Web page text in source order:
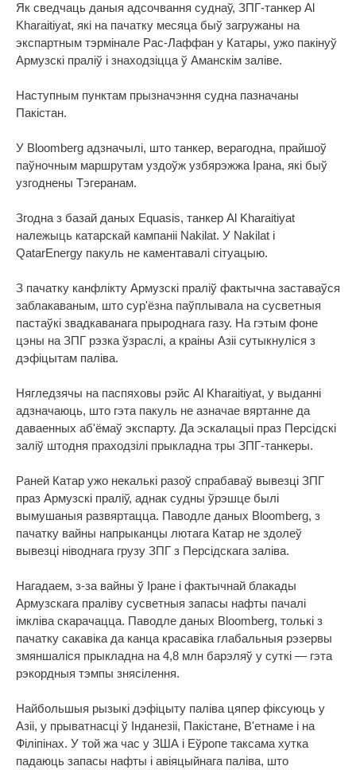
Як сведчаць даныя адсочвання суднаў, ЗПГ-танкер Al
Kharaitiyat, які на пачатку месяца быў загружаны на
экспартным тэрмінале Рас-Лаффан у Катары, ужо пакінуў
Армузскі праліў і знаходзіцца ў Аманскім заліве.
Наступным пунктам прызначэння судна пазначаны
Пакістан.
У Bloomberg адзначылі, што танкер, верагодна, прайшоў
паўночным маршрутам уздоўж узбярэжжа Ірана, які быў
узгоднены Тэгеранам.
Згодна з базай даных Equasis, танкер Al Kharaitiyat
належыць катарскай кампаніі Nakilat. У Nakilat і
QatarEnergy пакуль не каментавалі сітуацыю.
З пачатку канфлікту Армузскі праліў фактычна заставаўся
заблакаваным, што сур'ёзна паўплывала на сусветныя
пастаўкі звадкаванага прыроднага газу. На гэтым фоне
цэны на ЗПГ рэзка ўзраслі, а краіны Азіі сутыкнуліся з
дэфіцытам паліва.
Нягледзячы на паспяховы рэйс Al Kharaitiyat, у выданні
адзначаюць, што гэта пакуль не азначае вяртанне да
даваенных аб'ёмаў экспарту. Да эскалацыі праз Персідскі
заліў штодня праходзілі прыкладна тры ЗПГ-танкеры.
Раней Катар ужо некалькі разоў спрабаваў вывезці ЗПГ
праз Армузскі праліў, аднак судны ўрэшце былі
вымушаныя развяртацца. Паводле даных Bloomberg, з
пачатку вайны напрыканцы лютага Катар не здолеў
вывезці ніводнага грузу ЗПГ з Персідскага заліва.
Нагадаем, з-за вайны ў Іране і фактычнай блакады
Армузскага праліву сусветныя запасы нафты пачалі
імкліва скарачацца. Паводле даных Bloomberg, толькі з
пачатку сакавіка да канца красавіка глабальныя рэзервы
змяншаліся прыкладна на 4,8 млн барэляў у суткі — гэта
рэкордныя тэмпы знясілення.
Найбольшыя рызыкі дэфіцыту паліва цяпер фіксуюць у
Азіі, у прыватнасці ў Інданезіі, Пакістане, В'етнаме і на
Філіпінах. У той жа час у ЗША і Еўропе таксама хутка
падаюць запасы нафты і авіяцыйнага паліва, што